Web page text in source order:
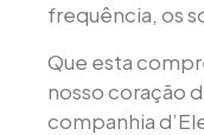
frequência, os
Que esta
nosso coração
companhia